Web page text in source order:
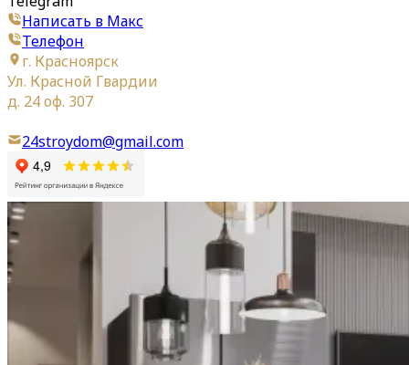
Написать в Макс
Телефон
г. Красноярск
Ул. Красной Гвардии
д. 24 оф. 307
24stroydom@gmail.com